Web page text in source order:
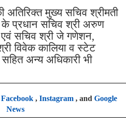
अतिरिक्त मुख्य सचिव श्रीमती
के प्रधान सचिव श्री अरुण
सचिव श्री जे गणेशन,
विवेक कालिया व स्टेट
अन्य अधिकारी भी
Facebook, Instagram, and Google
News